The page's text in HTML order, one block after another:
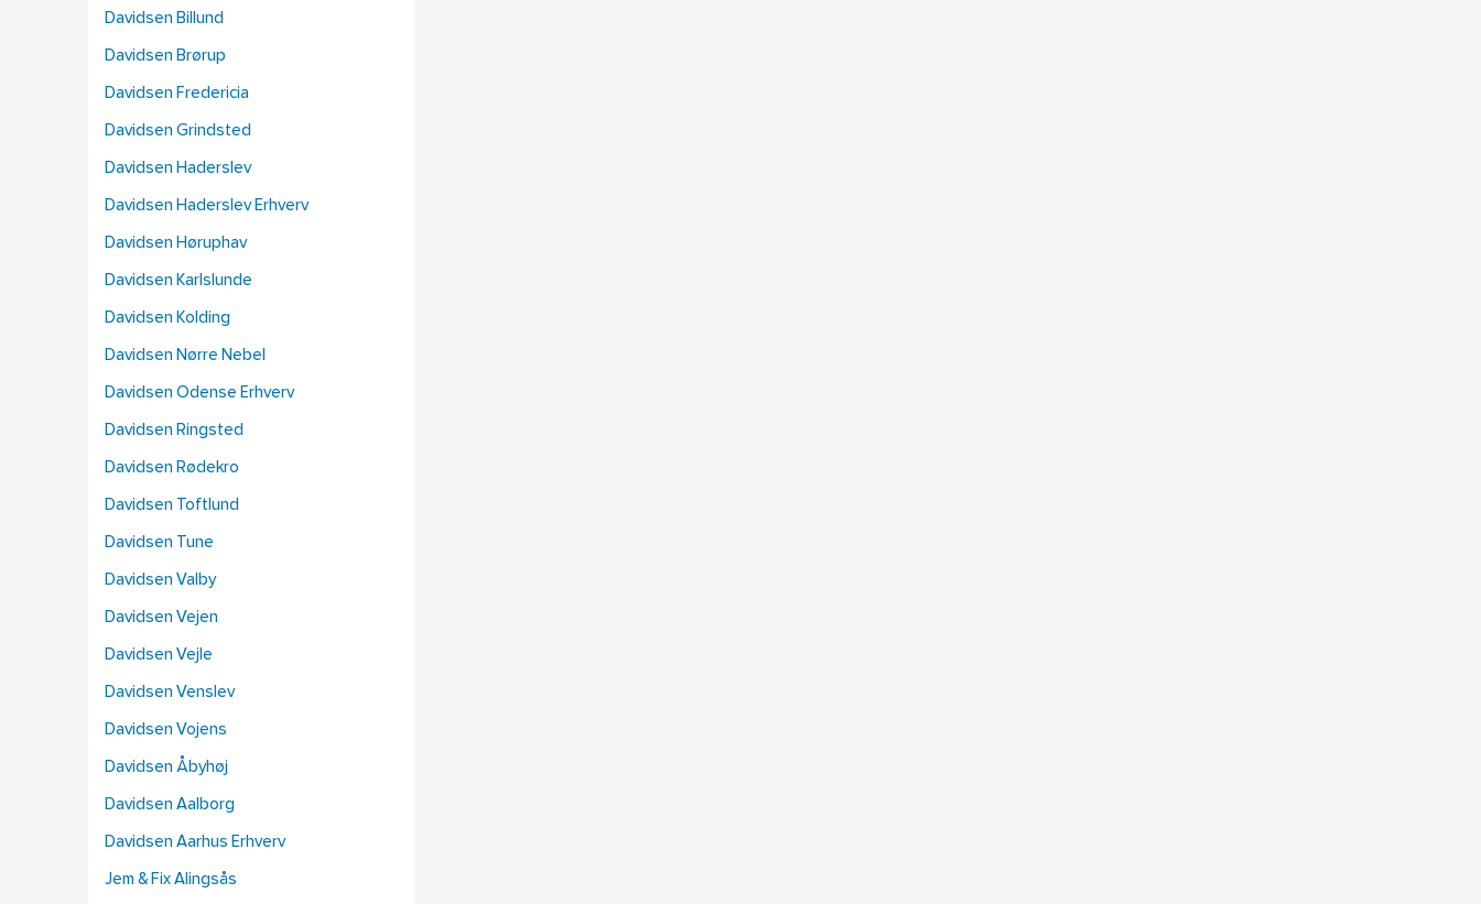
Davidsen Billund
Davidsen Brørup
Davidsen Fredericia
Davidsen Grindsted
Davidsen Haderslev
Davidsen Haderslev Erhverv
Davidsen Høruphav
Davidsen Karlslunde
Davidsen Kolding
Davidsen Nørre Nebel
Davidsen Odense Erhverv
Davidsen Ringsted
Davidsen Rødekro
Davidsen Toftlund
Davidsen Tune
Davidsen Valby
Davidsen Vejen
Davidsen Vejle
Davidsen Venslev
Davidsen Vojens
Davidsen Åbyhøj
Davidsen Aalborg
Davidsen Aarhus Erhverv
Jem & Fix Alingsås